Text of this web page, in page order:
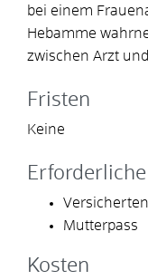
bei einem
Hebamme
zwischen Arzt
Fristen
Keine
Mutterpass
Kosten